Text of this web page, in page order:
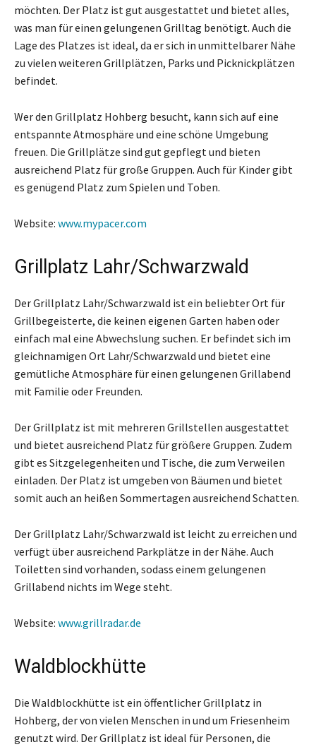
möchten. Der Platz ist gut ausgestattet und bietet alles,
was man für einen gelungenen Grilltag benötigt. Auch die
Lage des Platzes ist ideal, da er sich in unmittelbarer Nähe
zu vielen weiteren Grillplätzen, Parks und Picknickplätzen
befindet.
Wer den Grillplatz Hohberg besucht, kann sich auf eine
entspannte Atmosphäre und eine schöne Umgebung
freuen. Die Grillplätze sind gut gepflegt und bieten
ausreichend Platz für große Gruppen. Auch für Kinder gibt
es genügend Platz zum Spielen und Toben.
Website: www.mypacer.com
Grillplatz Lahr/Schwarzwald
Der Grillplatz Lahr/Schwarzwald ist ein beliebter Ort für
Grillbegeisterte, die keinen eigenen Garten haben oder
einfach mal eine Abwechslung suchen. Er befindet sich im
gleichnamigen Ort Lahr/Schwarzwald und bietet eine
gemütliche Atmosphäre für einen gelungenen Grillabend
mit Familie oder Freunden.
Der Grillplatz ist mit mehreren Grillstellen ausgestattet
und bietet ausreichend Platz für größere Gruppen. Zudem
gibt es Sitzgelegenheiten und Tische, die zum Verweilen
einladen. Der Platz ist umgeben von Bäumen und bietet
somit auch an heißen Sommertagen ausreichend Schatten.
Der Grillplatz Lahr/Schwarzwald ist leicht zu erreichen und
verfügt über ausreichend Parkplätze in der Nähe. Auch
Toiletten sind vorhanden, sodass einem gelungenen
Grillabend nichts im Wege steht.
Website: www.grillradar.de
Waldblockhütte
Die Waldblockhütte ist ein öffentlicher Grillplatz in
Hohberg, der von vielen Menschen in und um Friesenheim
genutzt wird. Der Grillplatz ist ideal für Personen, die